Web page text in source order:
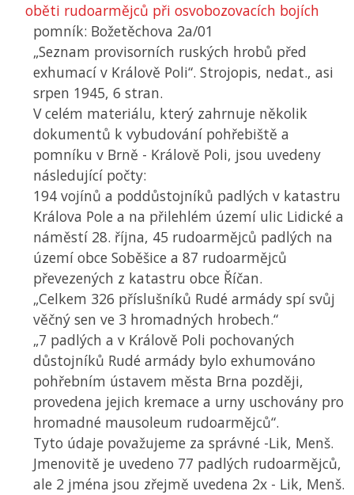
oběti rudoarmějců při osvobozovacích bojích
pomník: Božetěchova 2a/01
„Seznam provisorních ruských hrobů před
exhumací v Králově Poli“. Strojopis, nedat., asi
srpen 1945, 6 stran.
V celém materiálu, který zahrnuje několik
dokumentů k vybudování pohřebiště a
pomníku v Brně - Králově Poli, jsou uvedeny
následující počty:
194 vojínů a poddůstojníků padlých v katastru
Králova Pole a na přilehlém území ulic Lidické a
náměstí 28. října, 45 rudoarmějců padlých na
území obce Soběšice a 87 rudoarmějců
převezených z katastru obce Říčan.
„Celkem 326 příslušníků Rudé armády spí svůj
věčný sen ve 3 hromadných hrobech.“
„7 padlých a v Králově Poli pochovaných
důstojníků Rudé armády bylo exhumováno
pohřebním ústavem města Brna později,
provedena jejich kremace a urny uschovány pro
hromadné mausoleum rudoarmějců“.
Tyto údaje považujeme za správné -Lik, Menš.
Jmenovitě je uvedeno 77 padlých rudoarmějců,
ale 2 jména jsou zřejmě uvedena 2x - Lik, Menš.